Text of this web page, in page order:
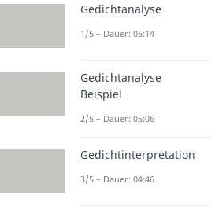
Gedichtanalyse
1/5 – Dauer: 05:14
Gedichtanalyse
Beispiel
2/5 – Dauer: 05:06
Gedichtinterpretation
3/5 – Dauer: 04:46